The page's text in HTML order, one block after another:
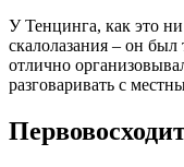
У Тенцинга, как это
скалолазания – он
отлично
разговаривать с